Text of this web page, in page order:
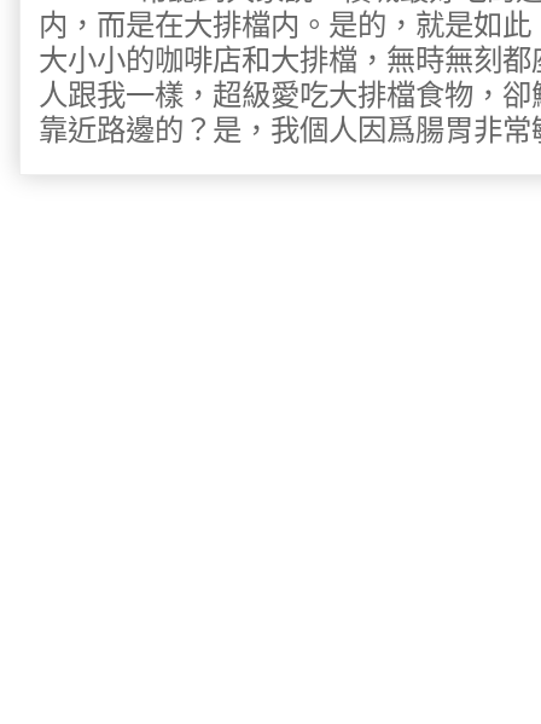
内，而是在大排檔内。是的，就是如
大小小的咖啡店和大排檔，無時無刻
人跟我一樣，超級愛吃大排檔食物，
靠近路邊的？是，我個人因爲腸胃非